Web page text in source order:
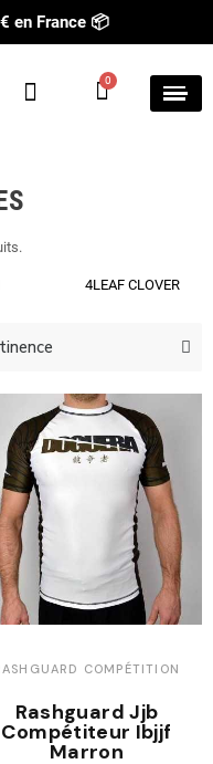
en France 📦
4LEAF CLOVER
COMPÉTITION
Rashguard Jjb
Compétiteur Ibjjf
Marron